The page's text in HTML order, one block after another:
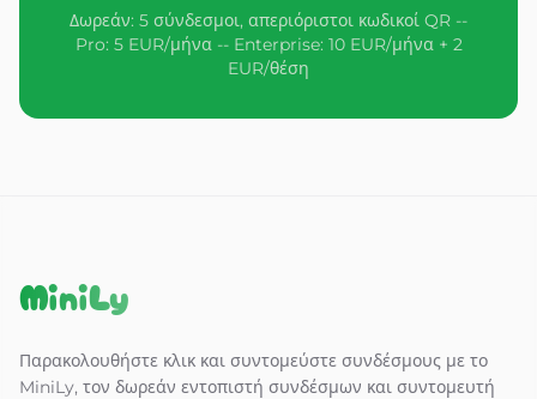
Δωρεάν: 5 σύνδεσμοι, απεριόριστοι κωδικοί QR --
Pro: 5 EUR/μήνα -- Enterprise: 10 EUR/μήνα + 2
EUR/θέση
MiniLy
Παρακολουθήστε κλικ και συντομεύστε συνδέσμους με το
MiniLy, τον δωρεάν εντοπιστή συνδέσμων και συντομευτή